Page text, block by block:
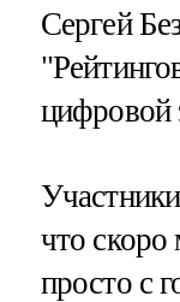
Сергей
цифровой
что скоро
просто с